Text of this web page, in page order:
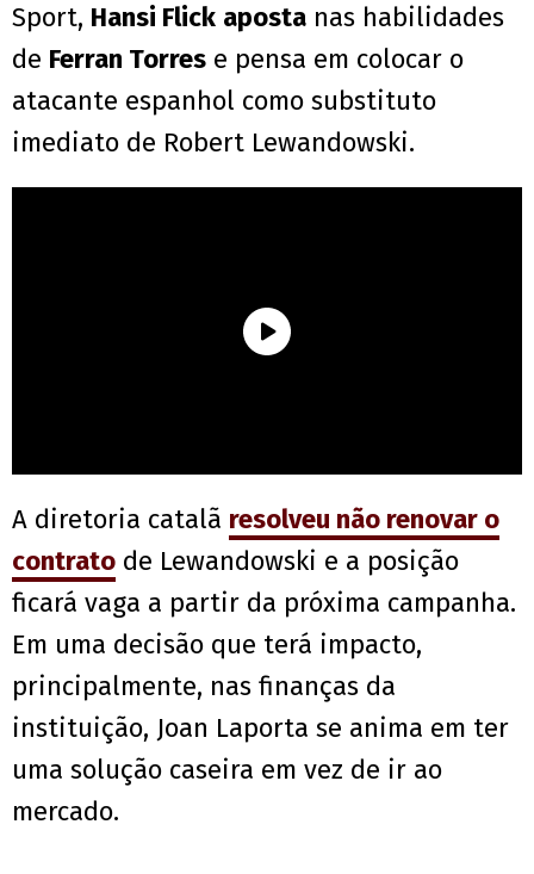
Sport, Hansi Flick aposta nas habilidades
de Ferran Torres e pensa em colocar o
atacante espanhol como substituto
imediato de Robert Lewandowski.
A diretoria catalã resolveu não renovar o
contrato de Lewandowski e a posição
ficará vaga a partir da próxima campanha.
Em uma decisão que terá impacto,
principalmente, nas finanças da
instituição, Joan Laporta se anima em ter
uma solução caseira em vez de ir ao
mercado.